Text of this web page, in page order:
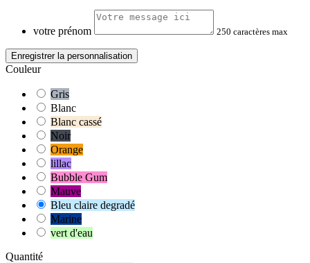
votre prénom 250 caractères max
Enregistrer la personnalisation
Couleur
Gris
Blanc
Blanc cassé
Noir
Orange
lillac
Bubble Gum
Mauve
Bleu claire degradé
Marine
vert d'eau
Quantité